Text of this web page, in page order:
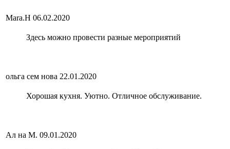
Mara.Н 06.02.2020
Здесь можно провести разные мероприятий
ольга сем нова 22.01.2020
Хорошая кухня. Уютно. Отличное обслуживание.
Ал на М. 09.01.2020